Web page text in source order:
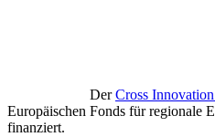
DerCross
Europäischen Fonds für regionale
finanziert.